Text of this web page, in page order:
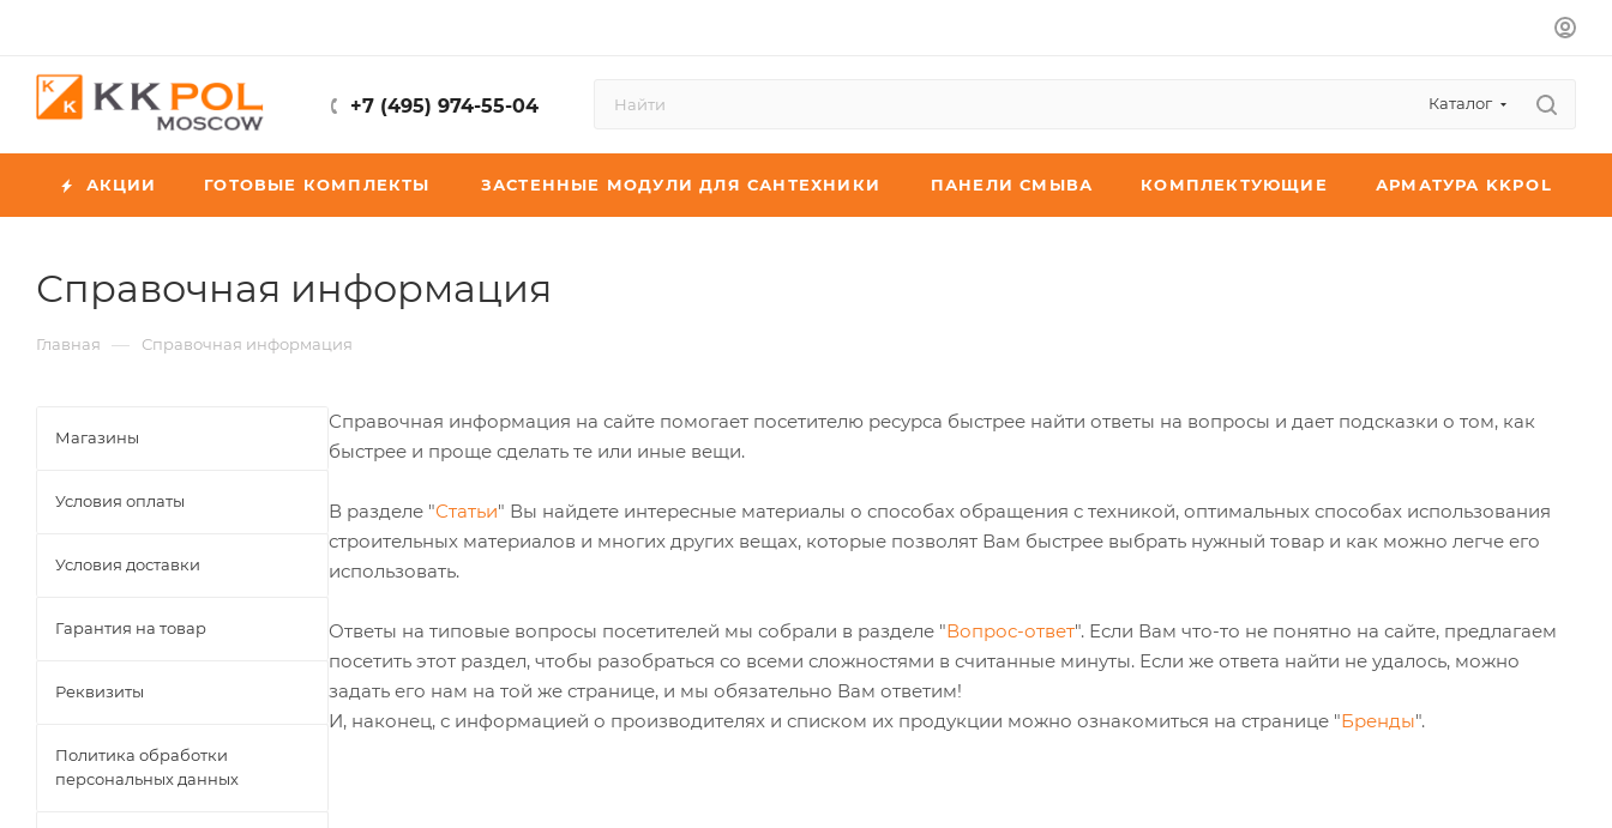
+7 (495) 974-55-04 Каталог
АКЦИИ ГОТОВЫЕ КОМПЛЕКТЫ ЗАСТЕННЫЕ МОДУЛИ ДЛЯ САНТЕХНИКИ ПАНЕЛИ СМЫВА КОМПЛЕКТУЮЩИЕ АРМАТУРА KKPOL
Справочная информация
Главная — Справочная информация
Справочная информация на сайте помогает посетителю ресурса быстрее найти ответы на вопросы и дает подсказки о том, как
быстрее и проще сделать те или иные вещи.
В разделе "Статьи" Вы найдете интересные материалы о способах обращения с техникой, оптимальных способах использования
строительных материалов и многих других вещах, которые позволят Вам быстрее выбрать нужный товар и как можно легче его
использовать.
Ответы на типовые вопросы посетителей мы собрали в разделе "Вопрос-ответ". Если Вам что-то не понятно на сайте, предлагаем
посетить этот раздел, чтобы разобраться со всеми сложностями в считанные минуты. Если же ответа найти не удалось, можно
задать его нам на той же странице, и мы обязательно Вам ответим!
И, наконец, с информацией о производителях и списком их продукции можно ознакомиться на странице "Бренды".
Магазины
Условия оплаты
Условия доставки
Гарантия на товар
Реквизиты
Политика обработки
персональных данных